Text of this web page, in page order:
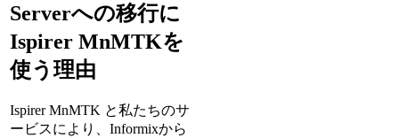
Serverへの移行に
Ispirer MnMTKを
使う理由
Ispirer MnMTK と私たちのサ
ービスにより、Informixから